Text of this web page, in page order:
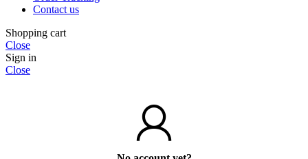
Contact us
Shopping cart
Close
Sign in
Close